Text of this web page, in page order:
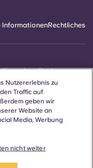
InformationenRechtliches
French Portuguese
Nutzererlebnis zu
Traffic auf
geben wir
Website an
Media, Werbung
nicht weiter